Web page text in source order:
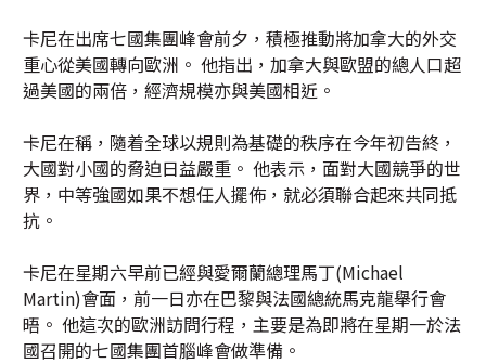
卡尼在出席七國集團峰會前夕，積極推動將加拿大的外交
重心從美國轉向歐洲。 他指出，加拿大與歐盟的總人口超
過美國的兩倍，經濟規模亦與美國相近。
卡尼在稱，隨着全球以規則為基礎的秩序在今年初告終，
大國對小國的脅迫日益嚴重。 他表示，面對大國競爭的世
界，中等強國如果不想任人擺佈，就必須聯合起來共同抵
抗。
卡尼在星期六早前已經與愛爾蘭總理馬丁(Michael
Martin)會面，前一日亦在巴黎與法國總統馬克龍舉行會
晤。 他這次的歐洲訪問行程，主要是為即將在星期一於法
國召開的七國集團首腦峰會做準備。